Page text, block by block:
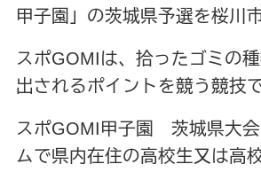
甲子園」の茨城県予選を桜川
スポGOMIは、拾ったゴミの
出されるポイントを競う競技で
スポGOMI甲子園 茨城県大会
ムで県内在住の高校生又は高